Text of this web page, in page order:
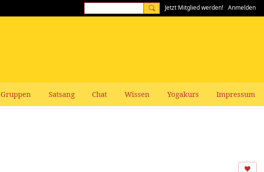
Jetzt Mitglied werden! Anmelden
Gruppen Satsang Chat Wissen Yogakurs Impressum